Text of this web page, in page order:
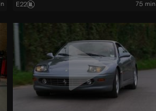
E22 75 min